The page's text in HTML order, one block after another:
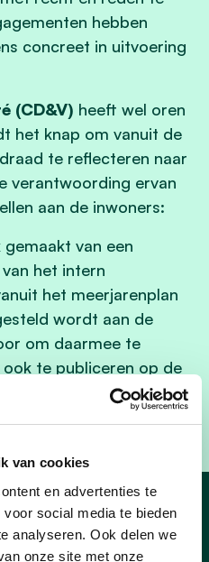
van cookies
en advertenties te
social media te bieden
analyseren. Ook delen we
onze site met onze
hebben
concreet in uitvoering
(CD&V) heeft wel oren
het knap om vanuit de
te reflecteren naar
verantwoording ervan
aan de inwoners:
van een
het intern
het meerjarenplan
wordt aan de
om daarmee te
te publiceren op de
het daar door de
worden”.